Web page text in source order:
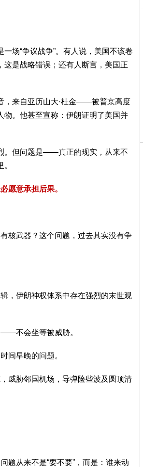
一场“争议战争”。有人说，美国不该卷
这是战略错误；还有人断言，美国正
，来自亚历山大·杜金——被普京高度
物。他甚至宣称：伊朗证明了美国并
。但问题是——真正的现实，从来不
愿意承担后果。
核武器？这个问题，过去其实没有争
，伊朗神权体系中存在强烈的末世观
不会坐等被威胁。
间早晚的问题。
威胁邻国机场，导弹险些波及 圆顶清
题从来不是“要不要”，而是：谁来动